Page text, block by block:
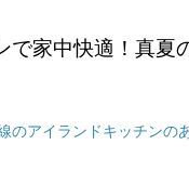
で家中快適！真夏
のアイランドキッチン